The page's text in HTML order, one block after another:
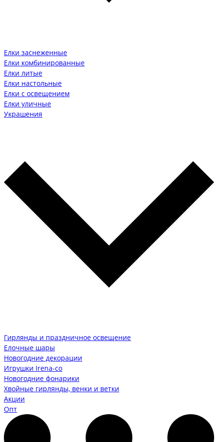
Елки заснеженные
Елки комбинированные
Елки литые
Елки настольные
Елки с освещением
Елки уличные
Украшения
Гирлянды и праздничное освещение
Елочные шары
Новогодние декорации
Игрушки Irena-co
Новогодние фонарики
Хвойные гирлянды, венки и ветки
Акции
Опт